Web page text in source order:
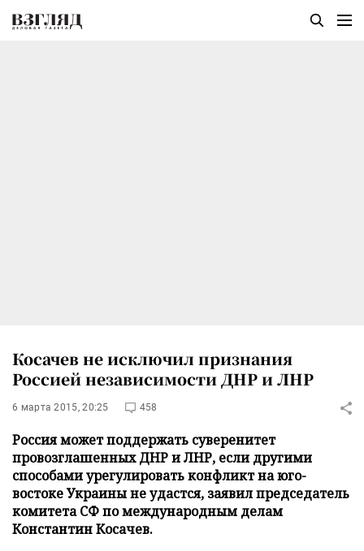
Косачев не исключил признания
Россией независимости ДНР и ЛНР
6 марта 2015, 20:25 458
Россия может поддержать суверенитет
провозглашенных ДНР и ЛНР, если другими
способами урегулировать конфликт на юго-
востоке Украины не удастся, заявил председатель
комитета СФ по международным делам
Константин Косачев.